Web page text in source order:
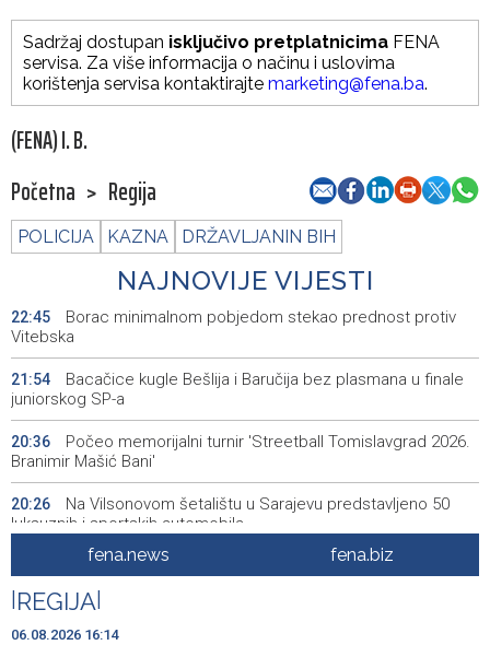
Sadržaj dostupan isključivo pretplatnicima FENA
servisa. Za više informacija o načinu i uslovima
korištenja servisa kontaktirajte marketing@fena.ba.
(FENA) I. B.
Početna > Regija
POLICIJA KAZNA DRŽAVLJANIN BIH
NAJNOVIJE VIJESTI
22:45
Borac minimalnom pobjedom stekao prednost protiv
Vitebska
21:54
Bacačice kugle Bešlija i Baručija bez plasmana u finale
juniorskog SP-a
20:36
Počeo memorijalni turnir 'Streetball Tomislavgrad 2026.
Branimir Mašić Bani'
20:26
Na Vilsonovom šetalištu u Sarajevu predstavljeno 50
luksuznih i sportskih automobila
Announcement of events for Friday, 7 August 2026
19:55
Drugi Festival bakri okupio mještane i posjetitelje kod
Livna
fena.news fena.biz
REGIJA
06.08.2026 16:14